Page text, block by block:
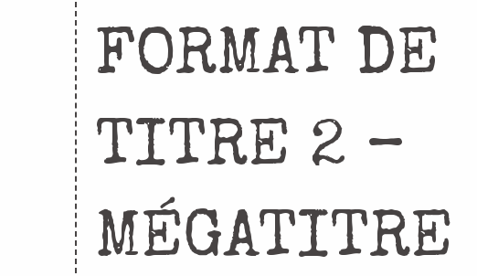
FORMAT DE
TITRE 2 –
MÉGATITRE